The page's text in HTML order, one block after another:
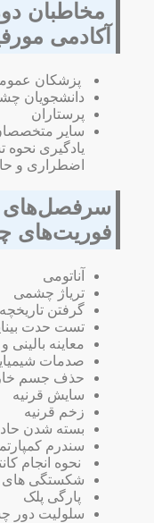
مخاطبان
آکادمی
پزشکان
دانشجویان
پرستاران
سایر
یادگیری
اضطراری و
سرفصل‌های
فوریت‌های
آناتومی
تریاژ چشمی
گرفتن
تست حدت
معاینه
صدمات
حذف جسم
سایش قرنیه
زخم قرنیه
بسته شدن حاد
سندرم
نحوه انجام
شکستگی های
پارگی پلک
سلولیت دور